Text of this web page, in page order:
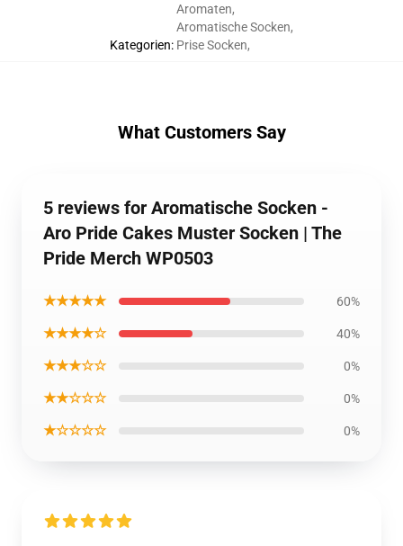
Kategorien:
Aromaten,
Aromatische Socken,
Prise Socken,
What Customers Say
5 reviews for Aromatische Socken -
Aro Pride Cakes Muster Socken | The
Pride Merch WP0503
★★★★★ 60%
★★★★☆ 40%
★★★☆☆ 0%
★★☆☆☆ 0%
★☆☆☆☆ 0%